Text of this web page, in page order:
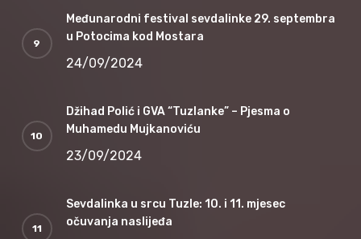
Međunarodni festival sevdalinke 29. septembra
u Potocima kod Mostara
24/09/2024
Džihad Polić i GVA “Tuzlanke” – Pjesma o
Muhamedu Mujkanoviću
23/09/2024
Sevdalinka u srcu Tuzle: 10. i 11. mjesec
očuvanja naslijeđa